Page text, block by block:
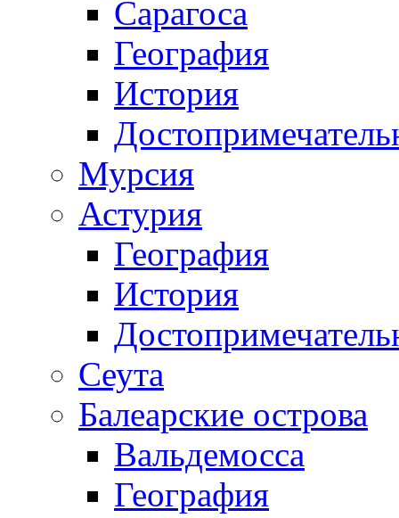
Сарагоса
География
История
Мурсия
Астурия
География
История
Сеута
Балеарские острова
Вальдемосса
География